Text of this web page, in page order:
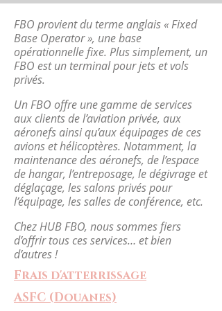
FBO provient du terme anglais « Fixed
Base Operator », une base
opérationnelle fixe. Plus simplement, un
FBO est un terminal pour jets et vols
privés.
Un FBO offre une gamme de services
aux clients de l’aviation privée, aux
aéronefs ainsi qu’aux équipages de ces
avions et hélicoptères. Notamment, la
maintenance des aéronefs, de l’espace
de hangar, l’entreposage, le dégivrage et
déglaçage, les salons privés pour
l’équipage, les salles de conférence, etc.
Chez HUB FBO, nous sommes fiers
d’offrir tous ces services… et bien
d’autres !
Frais d'atterrissage
ASFC (Douanes)